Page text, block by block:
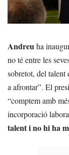
Andreuha
no té entre les
sobretot, del talent
a afrontar”. El
“comptem amb
incorporació
talent i no hi ha